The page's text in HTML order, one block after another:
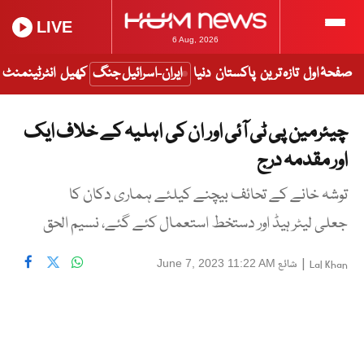
6 Aug, 2026
LIVE
صفحۂ اول تازہ ترین پاکستان دنیا ایران-اسرائیل جنگ کھیل انٹرٹینمنٹ
چیئرمین پی ٹی آئی اور ان کی اہلیہ کے خلاف ایک
اور مقدمہ درج
توشہ خانے کے تحائف بیچنے کیلئے ہماری دکان کا
جعلی لیٹر ہیڈ اور دستخط استعمال کئے گئے، نسیم الحق
Lal Khan
| شائع June 7, 2023 11:22 AM